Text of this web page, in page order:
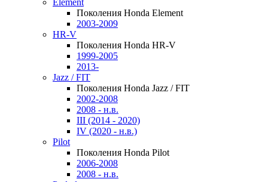
Element
Поколения Honda Element
2003-2009
HR-V
Поколения Honda HR-V
1999-2005
2013-
Jazz / FIT
Поколения Honda Jazz / FIT
2002-2008
2008 - н.в.
III (2014 - 2020)
IV (2020 - н.в.)
Pilot
Поколения Honda Pilot
2006-2008
2008 - н.в.